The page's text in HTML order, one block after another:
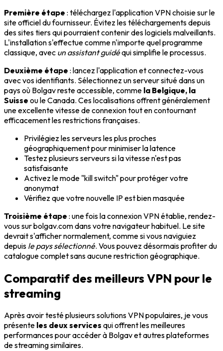
Première étape : téléchargez l'application VPN choisie sur le
site officiel du fournisseur. Évitez les téléchargements depuis
des sites tiers qui pourraient contenir des logiciels malveillants.
L'installation s'effectue comme n'importe quel programme
classique, avec un assistant guidéqui simplifie le processus.
Deuxième étape : lancez l'application et connectez-vous
avec vos identifiants. Sélectionnez un serveur situé dans un
pays où Bolgav reste accessible, comme la Belgique, la
Suisse ou le Canada. Ces localisations offrent généralement
une excellente vitesse de connexion tout en contournant
efficacement les restrictions françaises.
Privilégiez les serveurs les plus proches
géographiquement pour minimiser la latence
Testez plusieurs serveurs si la vitesse n'est pas
satisfaisante
Activez le mode "kill switch" pour protéger votre
anonymat
Vérifiez que votre nouvelle IP est bien masquée
Troisième étape : une fois la connexion VPN établie, rendez-
vous sur bolgav.com dans votre navigateur habituel. Le site
devrait s'afficher normalement, comme si vous naviguiez
depuis le pays sélectionné. Vous pouvez désormais profiter du
catalogue complet sans aucune restriction géographique.
Comparatif des meilleurs VPN pour le
streaming
Après avoir testé plusieurs solutions VPN populaires, je vous
présente les deux services qui offrent les meilleures
performances pour accéder à Bolgav et autres plateformes
de streaming similaires.